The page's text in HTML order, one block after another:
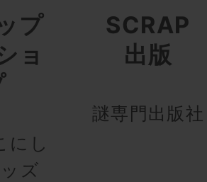
プ
ョ
にし
ズ
SCRAP
出版
謎専門出版社